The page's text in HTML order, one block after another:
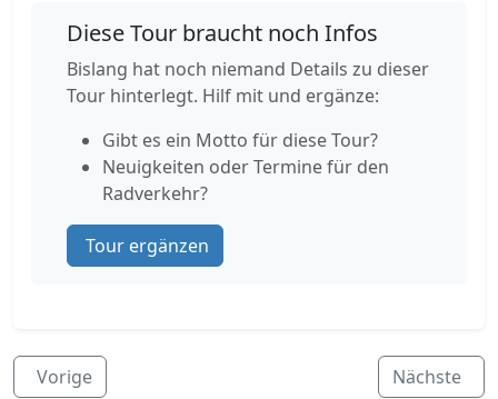
Diese Tour braucht noch Infos
Bislang hat noch niemand Details zu dieser
Tour hinterlegt. Hilf mit und ergänze:
Gibt es ein Motto für diese Tour?
Neuigkeiten oder Termine für den
Radverkehr?
Tour ergänzen
Vorige Nächste